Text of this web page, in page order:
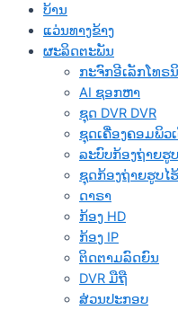
ບ້ານ
ແວ່ນທາງຂ້າງ
ຜະລິດຕະພັນ
ກະຈົກອີເລັກໂທຣ
AI ຊອກຫາ
ຊຸດ DVR DVR
ຊຸດເຄື່ອງຄອມພິວ
ລະບົບກ້ອງຖ່າຍຮູ
ຊຸດກ້ອງຖ່າຍຮູບໄ
ດາຣາ
ກ້ອງ HD
ກ້ອງ IP
ຕິດຕາມລົດຍົນ
DVR ມືຖື
ສ່ວນປະກອບ